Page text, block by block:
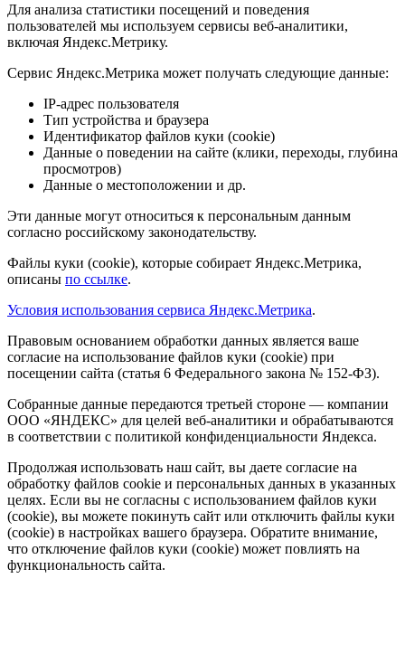
Для анализа статистики посещений и поведения
пользователей мы используем сервисы веб-аналитики,
включая Яндекс.Метрику.
Сервис Яндекс.Метрика может получать следующие данные:
IP-адрес пользователя
Тип устройства и браузера
Идентификатор файлов куки (cookie)
Данные о поведении на сайте (клики, переходы, глубина
просмотров)
Данные о местоположении и др.
Эти данные могут относиться к персональным данным
согласно российскому законодательству.
Файлы куки (cookie), которые собирает Яндекс.Метрика,
описаны по ссылке.
Условия использования сервиса Яндекс.Метрика.
Правовым основанием обработки данных является ваше
согласие на использование файлов куки (cookie) при
посещении сайта (статья 6 Федерального закона № 152-ФЗ).
Собранные данные передаются третьей стороне — компании
ООО «ЯНДЕКС» для целей веб-аналитики и обрабатываются
в соответствии с политикой конфиденциальности Яндекса.
Продолжая использовать наш сайт, вы даете согласие на
обработку файлов cookie и персональных данных в указанных
целях. Если вы не согласны с использованием файлов куки
(cookie), вы можете покинуть сайт или отключить файлы куки
(cookie) в настройках вашего браузера. Обратите внимание,
что отключение файлов куки (cookie) может повлиять на
функциональность сайта.